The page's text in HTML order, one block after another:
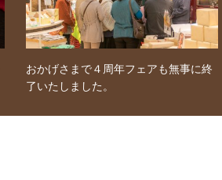
おかげさまで４周年フェアも無事に終
了いたしました。